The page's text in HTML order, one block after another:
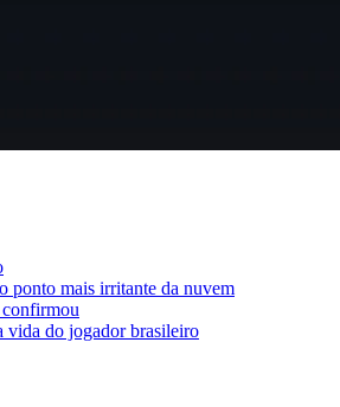
ponto mais irritante da nuvem
vida do jogador brasileiro